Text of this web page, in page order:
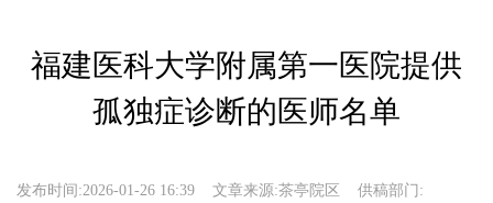
福建医科大学附属第一医院提供
孤独症诊断的医师名单
发布时间:2026-01-26 16:39 文章来源:茶亭院区 供稿部门: